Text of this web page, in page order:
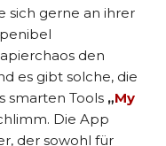
sich gerne an ihrer
den
es gibt solche, die
smarten Tools „My
Die App
der sowohl für